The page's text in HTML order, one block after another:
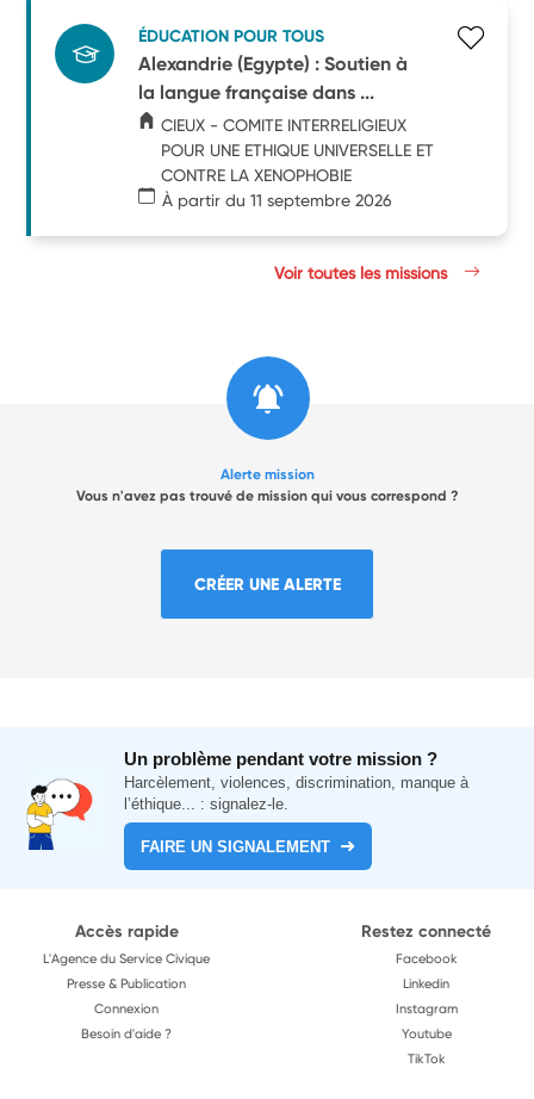
ÉDUCATION POUR TOUS
Alexandrie (Egypte) : Soutien à
la langue française dans ...
CIEUX - COMITE INTERRELIGIEUX
POUR UNE ETHIQUE UNIVERSELLE ET
CONTRE LA XENOPHOBIE
À partir du 11 septembre 2026
Voir toutes les missions
Alerte mission
Vous n'avez pas trouvé de mission qui vous correspond ?
CRÉER UNE ALERTE
Un problème pendant votre mission ?
Harcèlement, violences, discrimination, manque à
l’éthique... : signalez-le.
FAIRE UN SIGNALEMENT
Accès rapide
L'Agence du Service Civique
Presse & Publication
Connexion
Besoin d'aide ?
Restez connecté
Facebook
Linkedin
Instagram
Youtube
TikTok